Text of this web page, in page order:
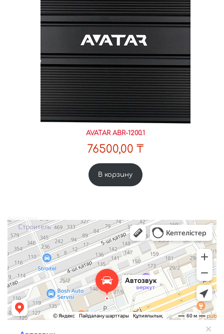
AVATAR ABR-1200.1
76500,00₸
В корзину
Автозвук
Автоакустика в Уральске